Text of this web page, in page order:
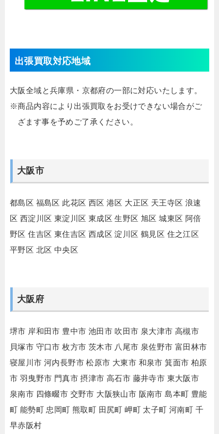
出張買取対応地域
大阪全域と兵庫県・京都府の一部に対応いたします。
※商品内容により出張買取をお受けできない場合がご
ざます事を予めご了承ください。
大阪市
都島区 福島区 此花区 西区 港区 大正区 天王寺区 浪速
区 西淀川区 東淀川区 東成区 生野区 旭区 城東区 阿倍
野区 住吉区 東住吉区 西成区 淀川区 鶴見区 住之江区
平野区 北区 中央区
大阪府
堺市 岸和田市 豊中市 池田市 吹田市 泉大津市 高槻市
貝塚市 守口市 枚方市 茨木市 八尾市 泉佐野市 富田林市
寝屋川市 河内長野市 松原市 大東市 和泉市 箕面市 柏原
市 羽曳野市 門真市 摂津市 高石市 藤井寺市 東大阪市
泉南市 四條畷市 交野市 大阪狭山市 阪南市 島本町 豊能
町 能勢町 忠岡町 熊取町 田尻町 岬町 太子町 河南町 千
早赤阪村